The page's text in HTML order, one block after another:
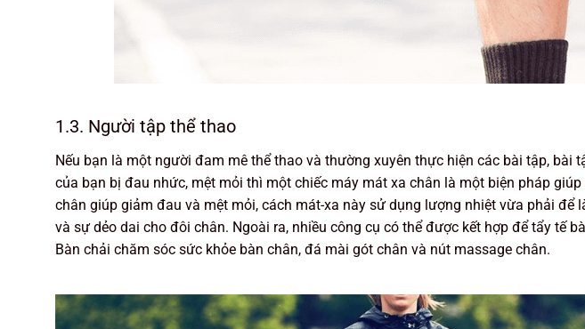
1.3. Người tập thể thao
Nếu bạn là một người đam mê thể thao và thường xuyên thực hiện các bài tập, bài
của bạn bị đau nhức, mệt mỏi thì một chiếc máy mát xa chân là một biện pháp
chân giúp giảm đau và mệt mỏi, cách mát-xa này sử dụng lượng nhiệt vừa phải để
và sự dẻo dai cho đôi chân. Ngoài ra, nhiều công cụ có thể được kết hợp để tẩy tế
Bàn chải chăm sóc sức khỏe bàn chân, đá mài gót chân và nút massage chân.